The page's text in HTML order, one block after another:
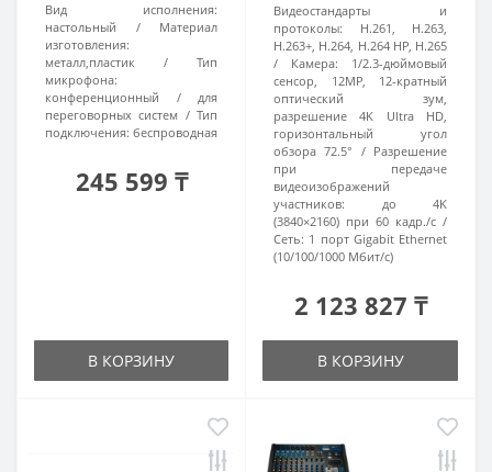
Вид исполнения:
настольный
Материал
изготовления:
металл,пластик
Тип
микрофона:
конференционный / для
переговорных систем
Тип
подключения: беспроводная
245 599 ₸
В КОРЗИНУ
Видеостандарты и
протоколы:
H.261, H.263,
H.263+, H.264, H.264 HP, H.265
Камера:
1/2.3-дюймовый
сенсор, 12MP, 12-кратный
оптический зум,
разрешение 4K Ultra HD,
горизонтальный угол
обзора 72.5°
Разрешение
при передаче
видеоизображений
участников:
до 4K
(3840×2160) при 60 кадр./с
Сеть: 1 порт Gigabit Ethernet
(10/100/1000 Мбит/с)
2 123 827 ₸
В КОРЗИНУ